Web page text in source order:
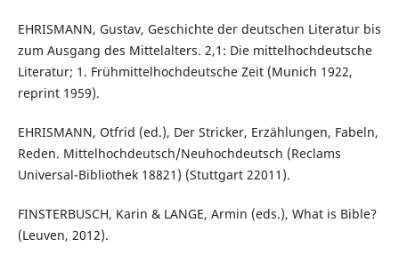
EHRISMANN, Gustav, Geschichte der deutschen Literatur bis
zum Ausgang des Mittelalters. 2,1: Die mittelhochdeutsche
Literatur; 1. Frühmittelhochdeutsche Zeit (Munich 1922,
reprint 1959).
EHRISMANN, Otfrid (ed.), Der Stricker, Erzählungen, Fabeln,
Reden. Mittelhochdeutsch/Neuhochdeutsch (Reclams
Universal-Bibliothek 18821) (Stuttgart 22011).
FINSTERBUSCH, Karin & LANGE, Armin (eds.), What is Bible?
(Leuven, 2012).